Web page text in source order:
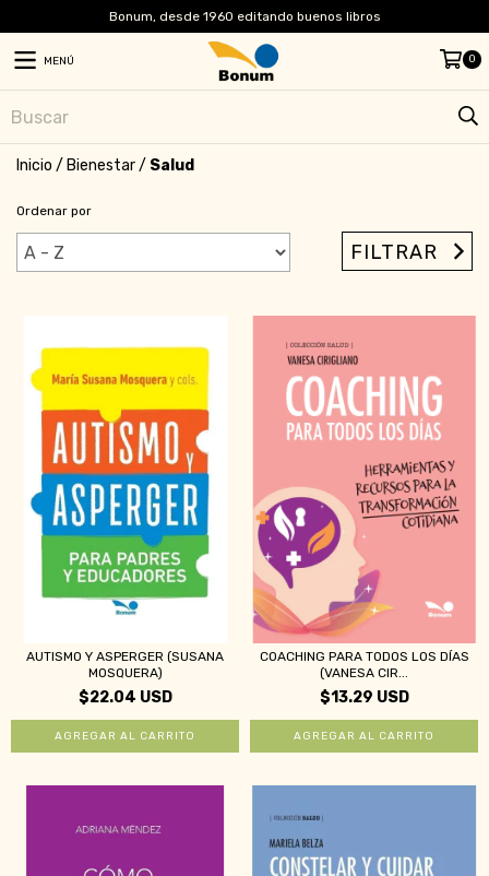
Bonum, desde 1960 editando buenos libros
MENÚ 0
Inicio / Bienestar/ Salud
Ordenar por
FILTRAR
AUTISMO Y ASPERGER (SUSANA
MOSQUERA)
$22.04 USD
COACHING PARA TODOS LOS DÍAS
(VANESA CIR...
$13.29 USD